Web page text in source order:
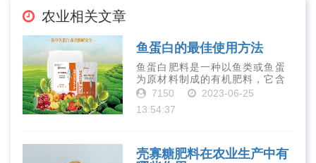
农业相关文章
鱼蛋白的最佳使用方法
鱼蛋白肥料是一种以鱼类或鱼蛋
为原材料制成的有机肥料，它含
有丰富的营养物质，如氮、磷、
元素和植物生长因子。这些营养
7150
2023-06-25
13:54:37
壳寡糖肥料在农业生产中有